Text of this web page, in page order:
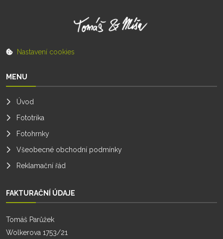
Nastavení cookies
MENU
Úvod
Fototrika
Fotohrnky
Všeobecné obchodní podmínky
Reklamační řád
FAKTURAČNÍ ÚDAJE
Tomáš Parůžek
Wolkerova 1753/21